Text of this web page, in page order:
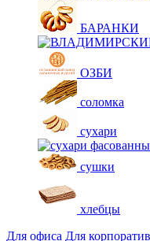
БАРАНКИ
ОЗБИ
соломка
сухари
сушки
хлебцы
Для офиса Для